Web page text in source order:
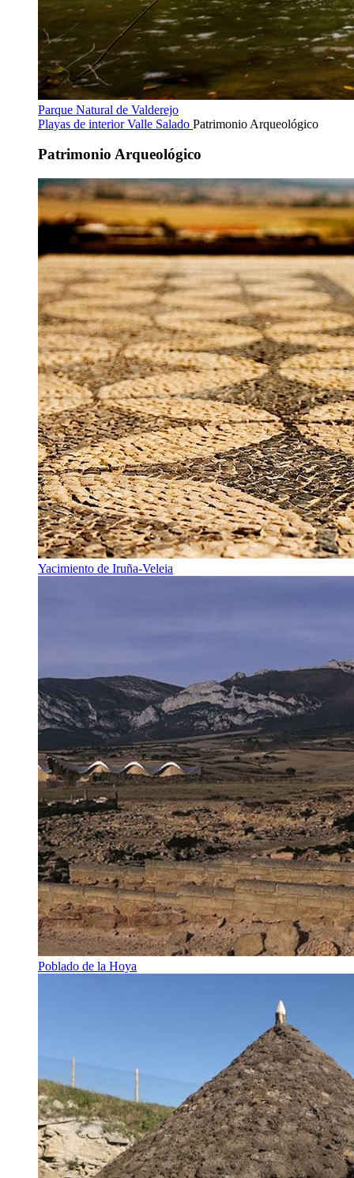
Parque Natural de Valderejo
Playas de interiorValle Salado Patrimonio Arqueológico
Patrimonio Arqueológico
Yacimiento de Iruña-Veleia
Poblado de la Hoya